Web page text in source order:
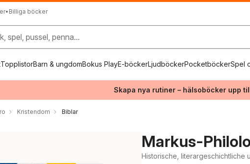
• Billiga böcker
spel, pussel, penna...
TopplistorBarn & ungdomBokus PlayE-böckerLjudböckerPocketböckerSpel
Skapa nya rutiner – hälsoböcker upp
Kristendom Biblar
Markus-
Historische, literargeschichtliche